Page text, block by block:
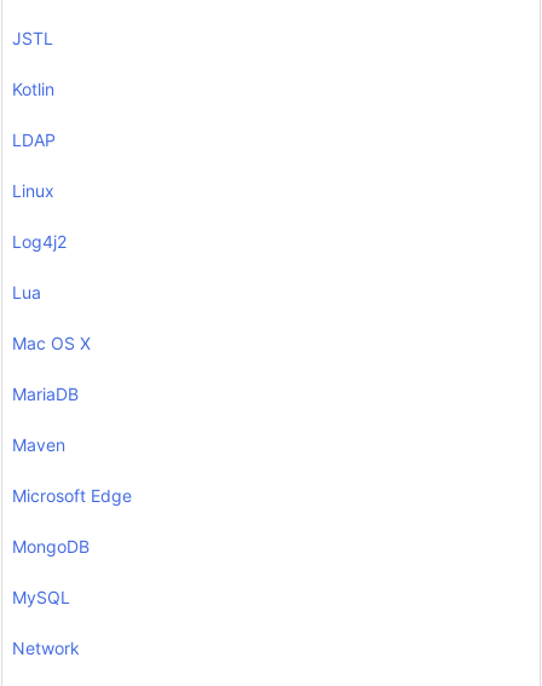
JSTL
Kotlin
LDAP
Linux
Log4j2
Lua
Mac OS X
MariaDB
Maven
Microsoft Edge
MongoDB
MySQL
Network